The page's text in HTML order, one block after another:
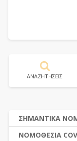
ΑΝΑΖΗΤΗΣΕΙΣ
ΣΗΜΑΝΤΙΚΑ
ΔΗΜΟΣΙΕΣ
ΝΟΜΟΘΕΣΙΑ